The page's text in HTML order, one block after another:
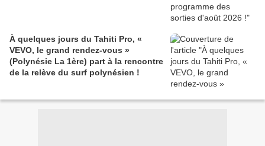
À quelques jours du Tahiti Pro, «
VEVO, le grand rendez-vous »
(Polynésie La 1ère) part à la rencontre
de la relève du surf polynésien !